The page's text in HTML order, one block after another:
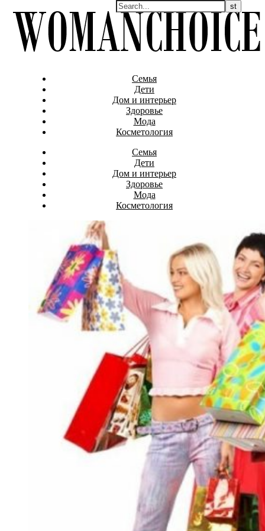
Семья
Дети
Дом и интерьер
Здоровье
Мода
Косметология
Семья
Дети
Дом и интерьер
Здоровье
Мода
Косметология